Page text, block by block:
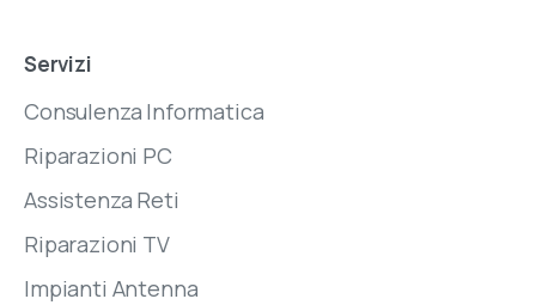
Servizi
Consulenza Informatica
Riparazioni PC
Assistenza Reti
Riparazioni TV
Impianti Antenna